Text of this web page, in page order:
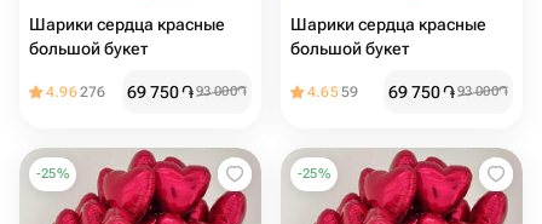
Шарики сердца красные
большой букет
4.96276 69 750֏93 000֏
Шарики сердца красные
большой букет
4.6559 69 750֏93 000֏
-25% -25%